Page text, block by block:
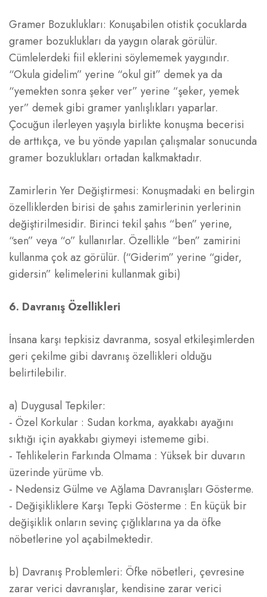
Gramer Bozuklukları: Konuşabilen otistik çocuklarda
gramer bozuklukları da yaygın olarak görülür.
Cümlelerdeki fiil eklerini söylememek yaygındır.
“Okula gidelim” yerine “okul git” demek ya da
“yemekten sonra şeker ver” yerine “şeker, yemek
yer” demek gibi gramer yanlışlıkları yaparlar.
Çocuğun ilerleyen yaşıyla birlikte konuşma becerisi
de arttıkça, ve bu yönde yapılan çalışmalar sonucunda
gramer bozuklukları ortadan kalkmaktadır.
Zamirlerin Yer Değiştirmesi: Konuşmadaki en belirgin
özelliklerden birisi de şahıs zamirlerinin yerlerinin
değiştirilmesidir. Birinci tekil şahıs “ben” yerine,
“sen” veya “o” kullanırlar. Özellikle “ben” zamirini
kullanma çok az görülür. (“Giderim” yerine “gider,
gidersin” kelimelerini kullanmak gibi)
6. Davranış Özellikleri
İnsana karşı tepkisiz davranma, sosyal etkileşimlerden
geri çekilme gibi davranış özellikleri olduğu
belirtilebilir.
a) Duygusal Tepkiler:
- Özel Korkular : Sudan korkma, ayakkabı ayağını
sıktığı için ayakkabı giymeyi istememe gibi.
- Tehlikelerin Farkında Olmama : Yüksek bir duvarın
üzerinde yürüme vb.
- Nedensiz Gülme ve Ağlama Davranışları Gösterme.
- Değişikliklere Karşı Tepki Gösterme : En küçük bir
değişiklik onların sevinç çığlıklarına ya da öfke
nöbetlerine yol açabilmektedir.
b) Davranış Problemleri: Öfke nöbetleri, çevresine
zarar verici davranışlar, kendisine zarar verici